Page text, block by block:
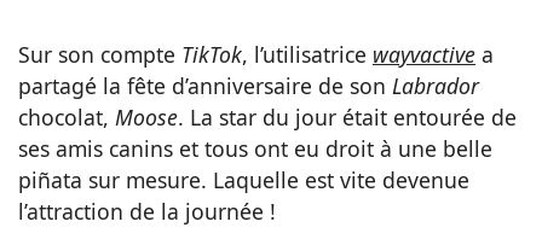
Sur son compte TikTok, l’utilisatrice wayvactive a
partagé la fête d’anniversaire de son Labrador
chocolat, Moose. La star du jour était entourée de
ses amis canins et tous ont eu droit à une belle
piñata sur mesure. Laquelle est vite devenue
l’attraction de la journée !